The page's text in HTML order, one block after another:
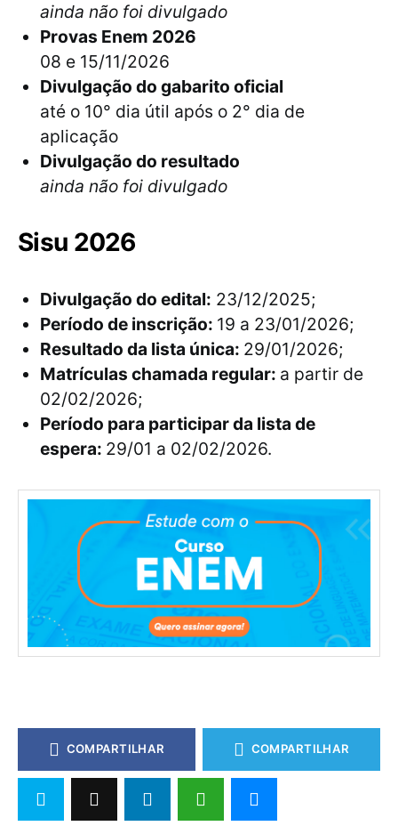
ainda não foi divulgado
Provas Enem 2026
08 e 15/11/2026
Divulgação do gabarito oficial
até o 10° dia útil após o 2° dia de
aplicação
Divulgação do resultado
ainda não foi divulgado
Sisu 2026
Divulgação do edital: 23/12/2025;
Período de inscrição: 19 a 23/01/2026;
Resultado da lista única: 29/01/2026;
Matrículas chamada regular: a partir de
02/02/2026;
Período para participar da lista de
espera: 29/01 a 02/02/2026.
COMPARTILHAR COMPARTILHAR